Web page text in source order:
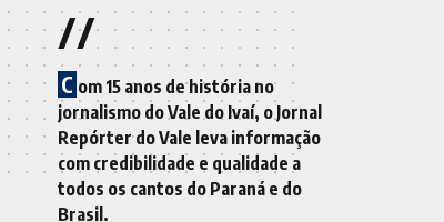
//
C om 15 anos de história no
jornalismo do Vale do Ivaí, o Jornal
Repórter do Vale leva informação
com credibilidade e qualidade a
todos os cantos do Paraná e do
Brasil.